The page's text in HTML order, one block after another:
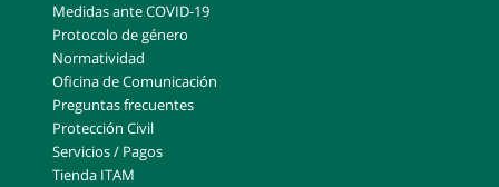
Medidas ante COVID-19
Protocolo de género
Normatividad
Oficina de Comunicación
Preguntas frecuentes
Protección Civil
Servicios / Pagos
Tienda ITAM